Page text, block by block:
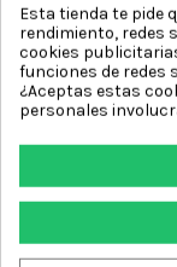
No se
disfraces y
Pequeñas
DETALLES
Esta tienda te pide
rendimiento, redes
cookies
funciones de redes
¿Aceptas estas
personales